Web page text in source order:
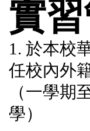
實
1. 於本校
任校內外
（一學期
學）